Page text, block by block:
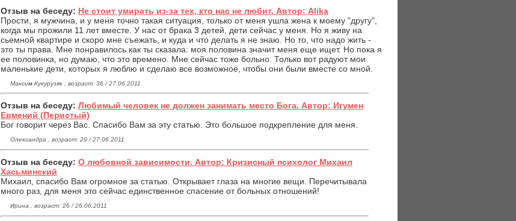
Отзыв на беседу: Не стоит умирать из-за тех, кто нас не любит. Автор: Alika
Прости, я мужчина, и у меня точно такая ситуация, только от меня ушла жена к моему "другу",
когда мы прожили 11 лет вместе. У нас от брака 3 детей, дети сейчас у меня. Но я живу на
сьемной квартире и скоро мне съежать, и куда и что делать я не знаю. Но то, что надо жить -
это ты права. Мне понравилось как ты сказала: моя половина значит меня еще ищет. Но пока я
ее половинка, но думаю, что это времено. Мне сейчас тоже больно. Только вот радуют мои
маленькие дети, которых я люблю и сделаю все возможное, чтобы они были вместе со мной.
Максим Кукурузяк , возраст: 36 / 27.06.2011
Отзыв на беседу: Любимый человек не должен занимать место Бога. Автор: Игумен
Евмений (Перистый)
Бог говорит через Вас. Спасибо Вам за эту статью. Это большое подкрепление для меня.
Олександра , возраст: 29 / 27.06.2011
Отзыв на беседу: О любовной зависимости. Автор: Кризисный психолог Михаил
Хасьминский
Михаил, спасибо Вам огромное за статью. Открывает глаза на многие вещи. Перечитывала
много раз, для меня это сейчас единственное спасение от больных отношений!
Ирина , возраст: 26 / 26.06.2011